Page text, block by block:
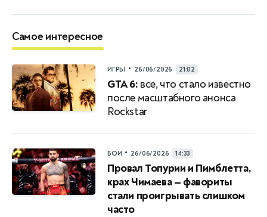
Самое интересное
ИГРЫ • 26/06/2026 21:02
GTA 6: все, что стало известно
после масштабного анонса
Rockstar
БОИ • 26/06/2026 14:33
Провал Топурии и Пимблетта,
крах Чимаева — фавориты
стали проигрывать слишком
часто